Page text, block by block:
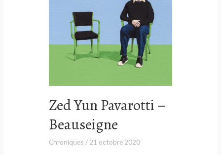
Zed Yun Pavarotti –
Beauseigne
Chroniques / 21 octobre 2020